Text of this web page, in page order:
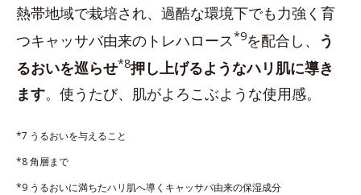
熱帯地域で栽培され、過酷な環境下でも力強く育
つキャッサバ由来のトレハロース*9を配合し、 う
るおいを巡らせ*8押し上げるようなハリ肌に導き
ます。使うたび、肌がよろこぶような使用感。
*7 うるおいを与えること
*8 角層まで
*9 うるおいに満ちたハリ肌へ導くキャッサバ由来の保湿成分